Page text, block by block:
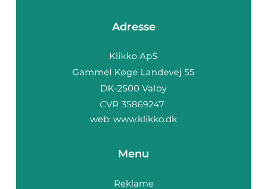
Adresse
web: www.klikko.dk
Menu
Reklame